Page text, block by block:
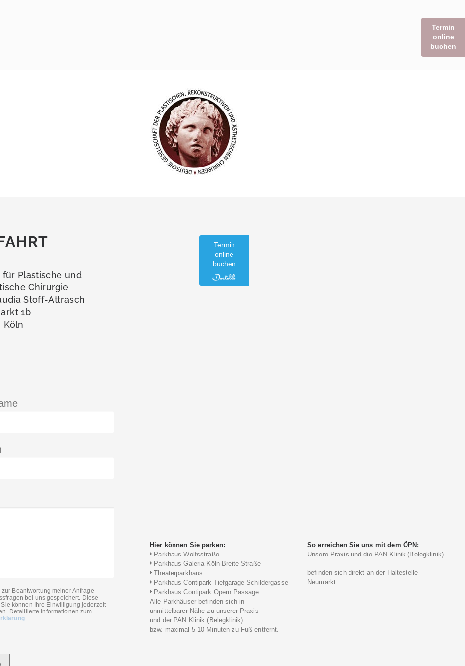
für Plastische und
Chirurgie
Stoff-Attrasch
1b
Köln
Beantwortung meiner Anfrage
bei uns gespeichert. Diese
können Ihre Einwilligung jederzeit
Detaillierte Informationen zum
.
Termin
online
buchen
Hier können Sie parken:
Parkhaus Wolfsstraße
Parkhaus Galeria Köln Breite Straße
Theaterparkhaus
Parkhaus Contipark Tiefgarage Schildergasse
Parkhaus Contipark Opern Passage
Alle Parkhäuser befinden sich in
unmittelbarer Nähe zu unserer Praxis
und der PAN Klinik (Belegklinik)
bzw. maximal 5-10 Minuten zu Fuß entfernt.
So erreichen Sie uns mit dem ÖPN:
Unsere Praxis und die PAN Klinik (Belegklinik)
befinden sich direkt an der Haltestelle
Neumarkt
Termin
online
buchen